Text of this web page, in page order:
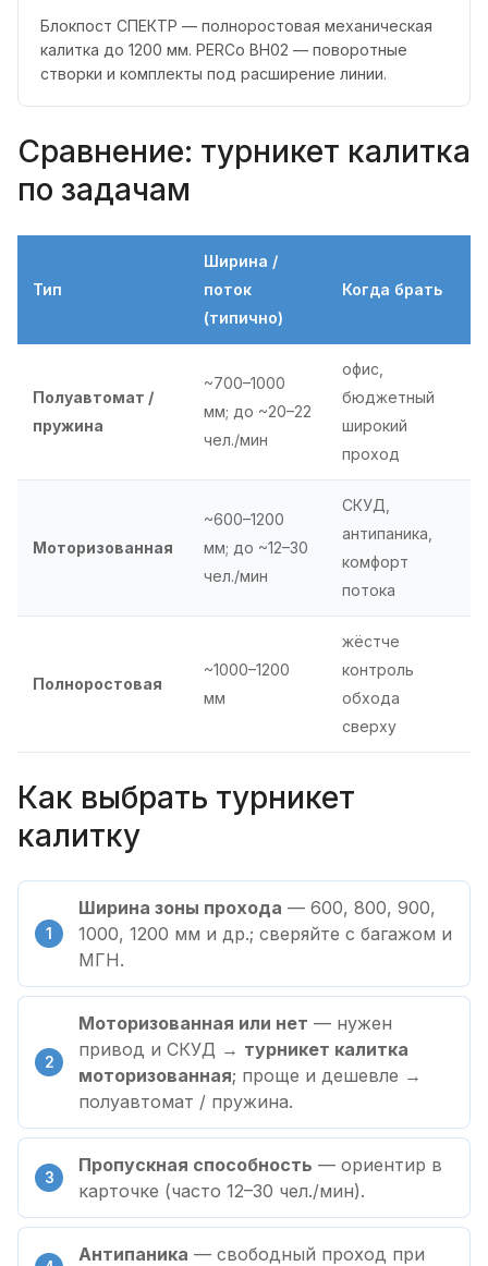
Блокпост СПЕКТР — полноростовая механическая
калитка до 1200 мм. PERCo BH02 — поворотные
створки и комплекты под расширение линии.
Сравнение: турникет калитка
по задачам
Тип
Ширина /
поток
(типично)
Когда брать
Полуавтомат /
пружина
~700–1000
мм; до ~20–22
чел./мин
офис,
бюджетный
широкий
проход
Моторизованная
~600–1200
мм; до ~12–30
чел./мин
СКУД,
антипаника,
комфорт
потока
Полноростовая
~1000–1200
мм
жёстче
контроль
обхода
сверху
Как выбрать турникет
калитку
Ширина зоны прохода — 600, 800, 900,
1000, 1200 мм и др.; сверяйте с багажом и
МГН.
Моторизованная или нет — нужен
привод и СКУД → турникет калитка
моторизованная; проще и дешевле →
полуавтомат / пружина.
Пропускная способность — ориентир в
карточке (часто 12–30 чел./мин).
Антипаника — свободный проход при